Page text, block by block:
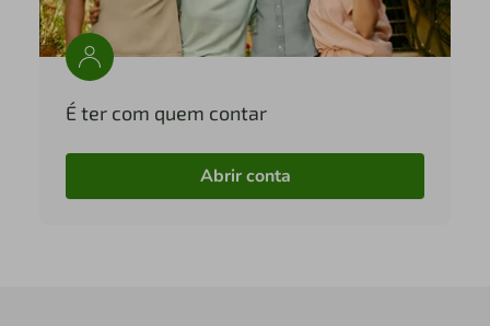
É ter com quem contar
Abrir conta